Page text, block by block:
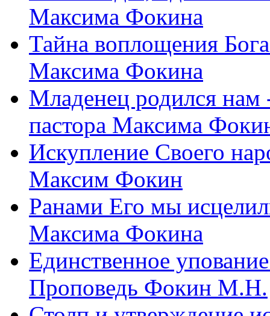
Максима Фокина
Тайна воплощения
Максима Фокина
Младенец родился
пастора Максима
Искупление Своего
Максим Фокин
Ранами Его мы
Максима Фокина
Единственное
Проповедь Фокин М.Н.